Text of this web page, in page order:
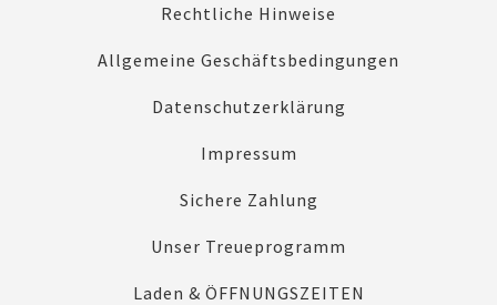
Rechtliche Hinweise
Allgemeine Geschäftsbedingungen
Datenschutzerklärung
Impressum
Sichere Zahlung
Unser Treueprogramm
Laden & ÖFFNUNGSZEITEN